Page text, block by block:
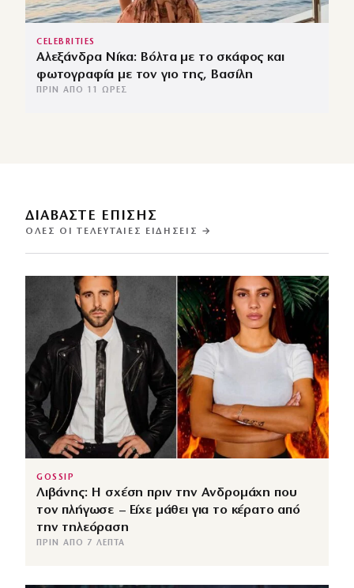
CELEBRITIES
Αλεξάνδρα Νίκα: Βόλτα με το σκάφος και
φωτογραφία με τον γιο της, Βασίλη
ΠΡΙΝ ΑΠΌ 11 ΏΡΕΣ
ΔΙΑΒΑΣΤΕ ΕΠΙΣΗΣ
ΌΛΕΣ ΟΙ ΤΕΛΕΥΤΑΊΕΣ ΕΙΔΉΣΕΙΣ →
GOSSIP
Λιβάνης: Η σχέση πριν την Ανδρομάχη που
τον πλήγωσε – Είχε μάθει για το κέρατο από
την τηλεόραση
ΠΡΙΝ ΑΠΌ 7 ΛΕΠΤΆ